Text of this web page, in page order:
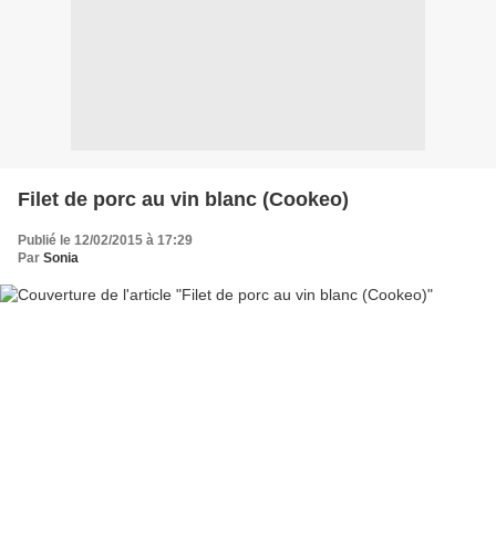
Filet de porc au vin blanc (Cookeo)
Publié le 12/02/2015 à 17:29
Par Sonia